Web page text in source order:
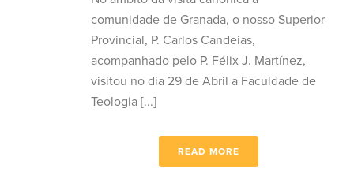
comunidade de Granada, o nosso Superior
Provincial, P. Carlos Candeias,
acompanhado pelo P. Félix J. Martínez,
visitou no dia 29 de Abril a Faculdade de
Teologia [...]
READ MORE